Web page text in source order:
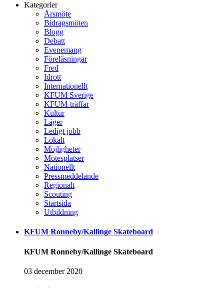
Kategorier
Årsmöte
Bidragsmöten
Blogg
Debatt
Evenemang
Föreläsningar
Fred
Idrott
Internationellt
KFUM Sverige
KFUM-träffar
Kultur
Läger
Ledigt jobb
Lokalt
Möjligheter
Mötesplatser
Nationellt
Pressmeddelande
Regionalt
Scouting
Startsida
Utbildning
KFUM Ronneby/Kallinge Skateboard
KFUM Ronneby/Kallinge Skateboard
03 december 2020